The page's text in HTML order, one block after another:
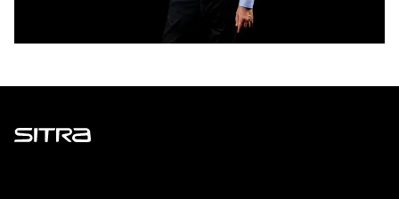
Sitra